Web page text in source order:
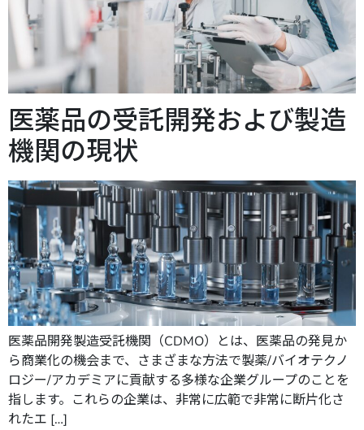
医薬品の受託開発および製造
機関の現状
医薬品開発製造受託機関（CDMO）とは、医薬品の発見か
ら商業化の機会まで、さまざまな方法で製薬/バイオテクノ
ロジー/アカデミアに貢献する多様な企業グループのことを
指します。これらの企業は、非常に広範で非常に断片化さ
れたエ […]